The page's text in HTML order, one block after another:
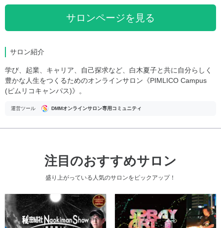
サロンページを見る
サロン紹介
学び、起業、キャリア、自己探求など、白木夏子と共に自分らしく
豊かな人生をつくるためのオンラインサロン《PIMLICO Campus
(ピムリコキャンパス)》。
運営ツール DMMオンラインサロン専用コミュニティ
注目のおすすめサロン
盛り上がっている人気のサロンをピックアップ！